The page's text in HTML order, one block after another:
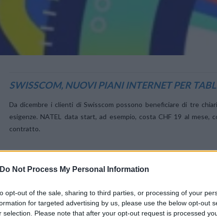
Do Not Process My Personal Information
opt-out of the sale, sharing to third parties, or processing of your
for targeted advertising by us, please use the below opt-out
selection. Please note that after your opt-out request is processed
SWISSCOM, NUOVI PIANI INTERNET PER
Da dicembre i clienti di Swisscom possono beneficiare di tre
esigenze. NATEL data start, ad esempio, costa CHF 19 al mese,
contratto.
ANTEPRIMA SWISSCOM: ARRIVA INTERNET